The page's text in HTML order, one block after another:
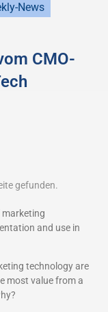
News
CMO-
gefunden.
and use in
technology are
most value from a